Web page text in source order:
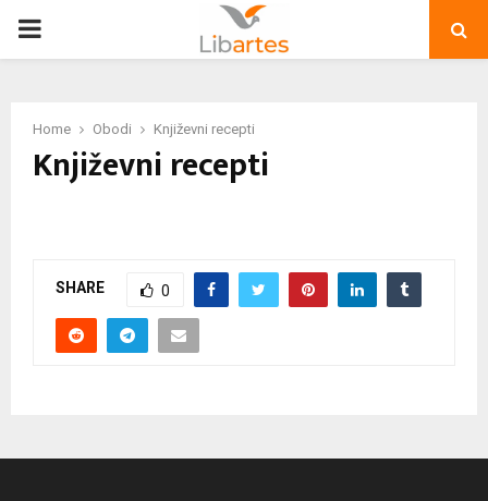
PRIMARY
Home Obodi Književni recepti
Književni recepti
SHARE 0